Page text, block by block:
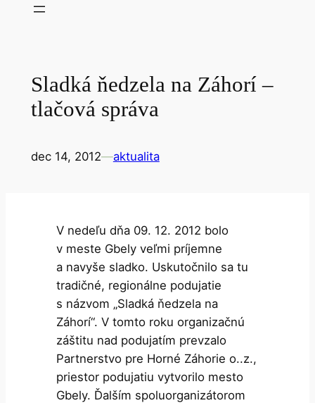
Sladká ňedzela na Záhorí –
tlačová správa
dec 14, 2012—aktualita
V nedeľu dňa 09. 12. 2012 bolo
v meste Gbely veľmi príjemne
a navyše sladko. Uskutočnilo sa tu
tradičné, regionálne podujatie
s názvom „Sladká ňedzela na
Záhorí“. V tomto roku organizačnú
záštitu nad podujatím prevzalo
Partnerstvo pre Horné Záhorie o..z.,
priestor podujatiu vytvorilo mesto
Gbely. Ďalším spoluorganizátorom